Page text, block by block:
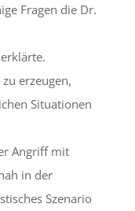
Fragen die Dr.
erzeugen,
Situationen
Angriff mit
in der
Szenario